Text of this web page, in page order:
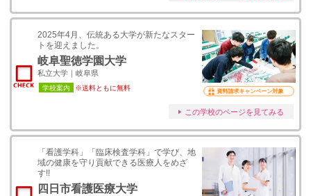
2025年4月、伝統ある大学が新たなスター
トを迎えました。
岐阜聖徳学園大学
私立大学｜岐阜県
学校案内 ※送料ともに無料 資料請求キャンペーン対象
この学校のページを見てみる
「看護学科」「臨床検査学科」で学び、地
域の健康を守り貢献できる医療人をめざ
す!!
四日市看護医療大学